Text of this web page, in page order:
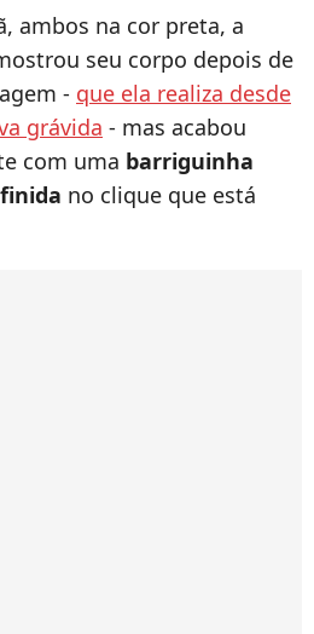
ambos na cor preta, a
seu corpo depois de
- que ela realiza desde
grávida - mas acabou
com uma barriguinha
no clique que está